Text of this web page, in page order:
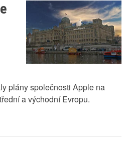
plány společnosti Apple na
a východní Evropu.